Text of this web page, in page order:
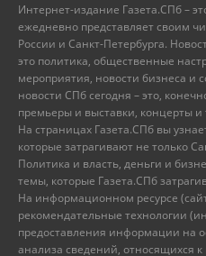
Интернет-издание Газета.СПб –
ежедневно представляет своим
России и Санкт-Петербурга.
это политика, общественные
мероприятия, новости бизнеса и
новости СПб сегодня – это,
премьеры и выставки, концерты и
На страницах Газета.СПб вы
которые затрагивают не только
Политика и власть, деньги и
темы, которые Газета.СПб
На информационном ресурсе
рекомендательные технологии
предоставления информации на
анализа сведений, относящихся